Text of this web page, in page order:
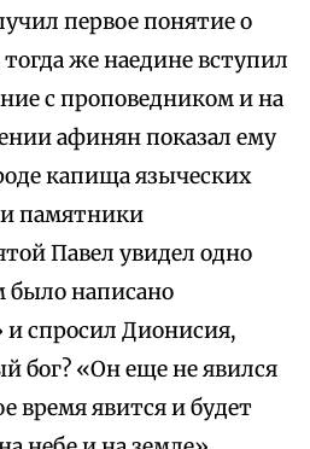
первое понятие о
же наедине вступил
с проповедником и на
афинян показал ему
капища языческих
памятники
Павел увидел одно
было написано
спросил Дионисия,
бог? «Он еще не явился
время явится и будет